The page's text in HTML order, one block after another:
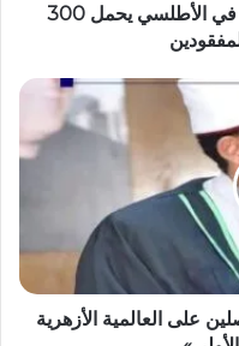
بعد شهر من الإبحار: قارب مفقود في الأطلسي يحمل 300
على العالمية الأزهرية